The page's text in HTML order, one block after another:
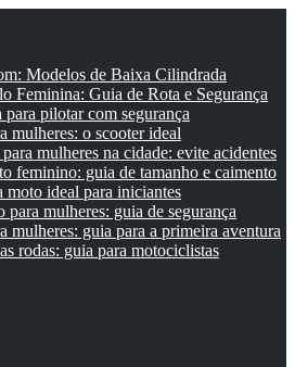
Modelos de Baixa Cilindrada
Feminina: Guia de Rota e Segurança
pilotar com segurança
mulheres: o scooter ideal
mulheres na cidade: evite acidentes
feminino: guia de tamanho e caimento
moto ideal para iniciantes
para mulheres: guia de segurança
mulheres: guia para a primeira aventura
rodas: guia para motociclistas